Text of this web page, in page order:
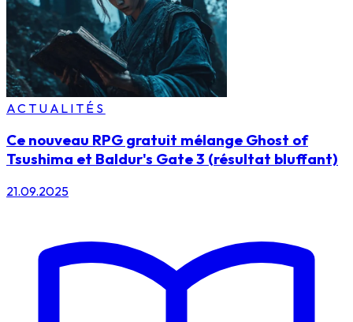
ACTUALITÉS
Ce nouveau RPG gratuit mélange Ghost of
Tsushima et Baldur's Gate 3 (résultat bluffant)
21.09.2025